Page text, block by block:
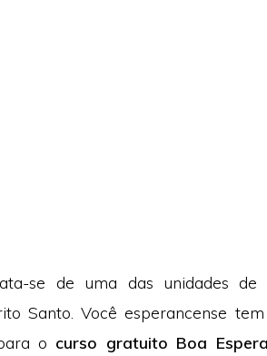
se de uma das unidades de
Santo. Você esperancense
o curso gratuito Boa